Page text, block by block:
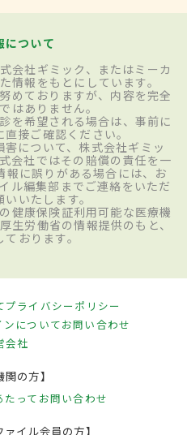
について
会社ギミック、またはミーカ
情報をもとにしています。
めておりますが、内容を完全
はありません。
を希望される場合は、事前に
接ご確認ください。
について、株式会社ギミッ
会社ではその賠償の責任を一
報に誤りがある場合には、お
ル編集部までご連絡をいただ
いたします。
健康保険証利用可能な医療機
生労働省の情報提供のもと、
おります。
プライバシーポリシー
についてお問い合わせ
会社
関の方】
って お問い合わせ
ァイル会員の方】